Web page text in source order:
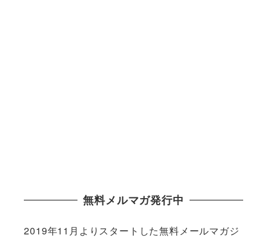
無料メルマガ発行中
2019年11月よりスタートした無料メールマガジ